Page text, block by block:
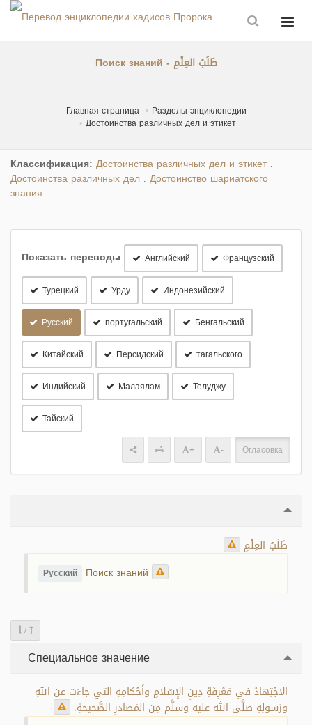
Поиск знаний - طَلَبُ العِلْمِ
Главная страница
Разделы энциклопедии
Достоинства различных дел и этикет
Классификация: Достоинства различных дел и этикет
Достоинства различных дел Достоинство шариатского
знания
Показать переводы Английский Французский
Турецкий Урду Индонезийский
Русский португальский Бенгальский
Китайский Персидский тагальского
Индийский Малаялам Телуджу
Тайский
+ - Огласовка
طَلَبُ العِلْمِ
Русский Поиск знаний
/
Специальное значение
الاجْتِهادُ في مَعْرِفَةِ دِينِ الإسْلامِ وأَحْكامِهِ التي جاءَت عن اللهِ
ورَسولِهِ صلَّى الله عليه وسلَّم مِن المَصادرِ الصَّحيحةِ.